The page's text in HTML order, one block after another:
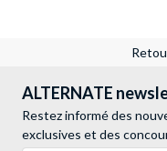
ALTERNATE
Restez informé des
exclusives et des